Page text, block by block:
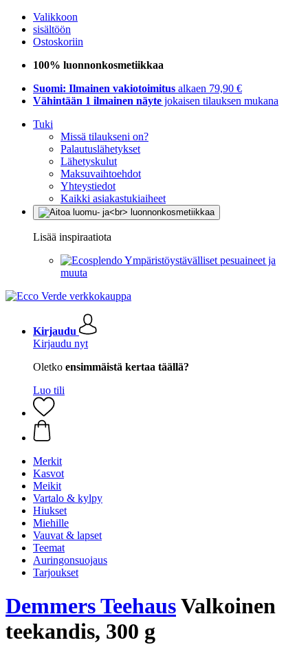
Valikkoon
sisältöön
Ostoskoriin
100% luonnonkosmetiikkaa
Suomi: Ilmainen vakiotoimitus alkaen 79,90 €
Vähintään 1 ilmainen näyte jokaisen tilauksen mukana
Tuki
Missä tilaukseni on?
Palautuslähetykset
Lähetyskulut
Maksuvaihtoehdot
Yhteystiedot
Kaikki asiakastukiaiheet
Lisää inspiraatiota
Ympäristöystävälliset pesuaineet ja
muuta
Kirjaudu
Kirjaudu nyt
Oletko ensimmäistä kertaa täällä?
Luo tili
Merkit
Kasvot
Meikit
Vartalo & kylpy
Hiukset
Miehille
Vauvat & lapset
Teemat
Auringonsuojaus
Tarjoukset
Demmers TeehausValkoinen
teekandis, 300 g